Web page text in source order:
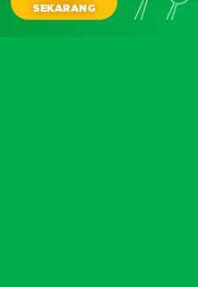
SEKARANG